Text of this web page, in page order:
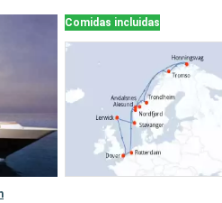
Comidas incluidas